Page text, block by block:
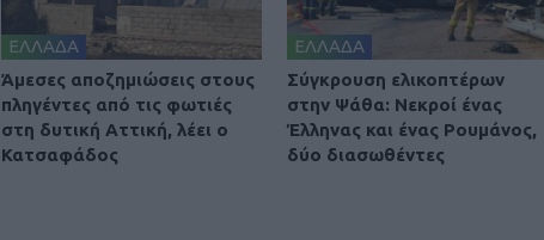
ΕΛΛΑΔΑ
Άμεσες αποζημιώσεις στους
πληγέντες από τις φωτιές
στη δυτική Αττική, λέει ο
Κατσαφάδος
ΕΛΛΑΔΑ
Σύγκρουση ελικοπτέρων
στην Ψάθα: Νεκροί ένας
Έλληνας και ένας Ρουμάνος,
δύο διασωθέντες